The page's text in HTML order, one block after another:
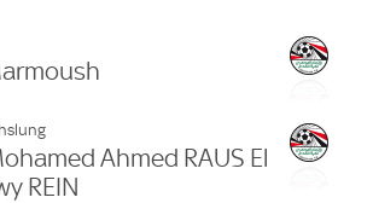
Ahmed RAUS El
REIN